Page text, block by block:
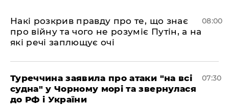
Накі розкрив правду про те, що знає
про війну та чого не розуміє Путін, а на
які речі заплющує очі
08:00
Туреччина заявила про атаки "на всі
судна" у Чорному морі та звернулася
до РФ і України
07:30